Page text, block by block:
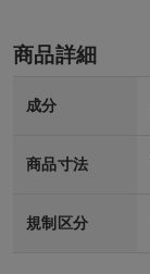
商品詳細
成分
商品寸法
規制区分